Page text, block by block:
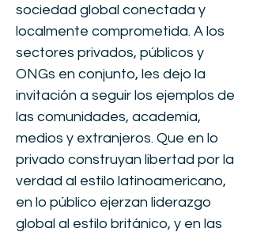
sociedad global conectada y
localmente comprometida. A los
sectores privados, públicos y
ONGs en conjunto, les dejo la
invitación a seguir los ejemplos de
las comunidades, academia,
medios y extranjeros. Que en lo
privado construyan libertad por la
verdad al estilo latinoamericano,
en lo público ejerzan liderazgo
global al estilo británico, y en las